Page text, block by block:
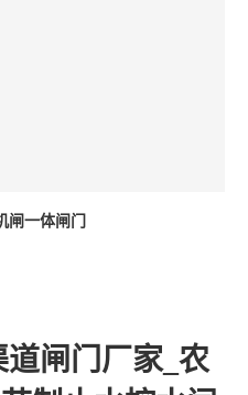
闸一体闸门
闸门厂家_农